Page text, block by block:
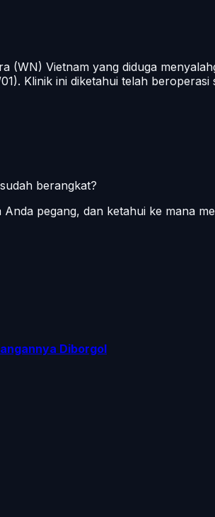
Vietnam yang diduga
Klinik ini diketahui telah beroperasi
berangkat?
pegang, dan ketahui ke mana
Diborgol